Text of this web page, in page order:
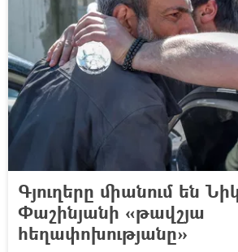
Գյուղերը միանում են
Փաշինյանի «թավշյա
հեղափոխությանը»